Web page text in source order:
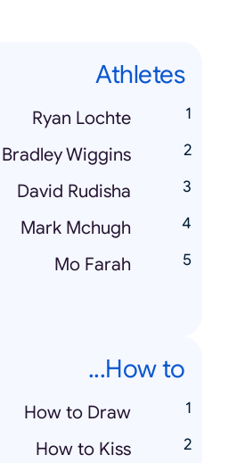
Athletes
Ryan Lochte
Bradley Wiggins
David Rudisha
Mark Mchugh
Mo Farah
How to...
How to Draw
How to Kiss